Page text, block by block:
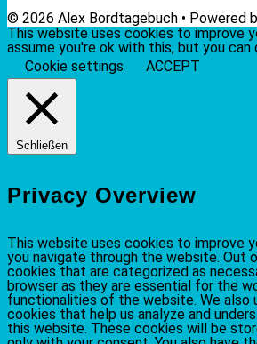
© 2026 Alex Bordtagebuch • Powered
This website uses cookies to improve
assume you're ok with this, but you
Cookie settings
ACCEPT
Schließen
Privacy Overview
This website uses cookies to improve
you navigate through the website. Out
cookies that are categorized as
browser as they are essential for the
functionalities of the website. We also
cookies that help us analyze and
this website. These cookies will be